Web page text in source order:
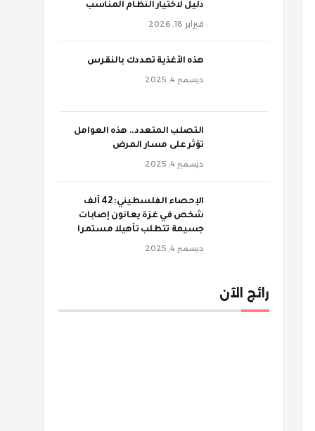
دليل لاختيار النظام المناسب
فبراير 18, 2026
‫هذه الأغذية تهددك بالنقرس
ديسمبر 4, 2025
‫التصلب المتعدد.. هذه العوامل
تؤثر على مسار المرض
ديسمبر 4, 2025
الإحصاء الفلسطيني: 42 ألف
شخص في غزة يعانون إصابات
جسيمة تتطلب تأهيلا مستمرا
ديسمبر 4, 2025
رائج الآن